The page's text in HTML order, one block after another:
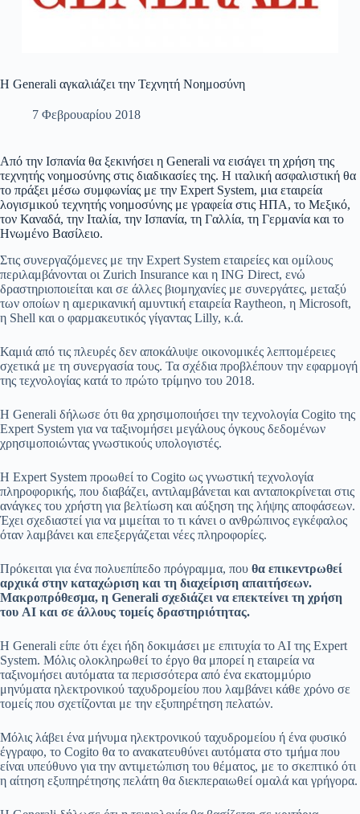
Η Generali αγκαλιάζει την Τεχνητή Νοημοσύνη
7 Φεβρουαρίου 2018
Από την Ισπανία θα ξεκινήσει η Generali να εισάγει τη χρήση της
τεχνητής νοημοσύνης στις διαδικασίες της. Η ιταλική ασφαλιστική θα
το πράξει μέσω συμφωνίας με την Expert System, μια εταιρεία
λογισμικού τεχνητής νοημοσύνης με γραφεία στις ΗΠΑ, το Μεξικό,
τον Καναδά, την Ιταλία, την Ισπανία, τη Γαλλία, τη Γερμανία και το
Ηνωμένο Βασίλειο.
Στις συνεργαζόμενες με την Expert System εταιρείες και ομίλους
περιλαμβάνονται οι Zurich Insurance και η ING Direct, ενώ
δραστηριοποιείται και σε άλλες βιομηχανίες με συνεργάτες, μεταξύ
των οποίων η αμερικανική αμυντική εταιρεία Raytheon, η Microsoft,
η Shell και ο φαρμακευτικός γίγαντας Lilly, κ.ά.
Καμιά από τις πλευρές δεν αποκάλυψε οικονομικές λεπτομέρειες
σχετικά με τη συνεργασία τους. Τα σχέδια προβλέπουν την εφαρμογή
της τεχνολογίας κατά το πρώτο τρίμηνο του 2018.
Η Generali δήλωσε ότι θα χρησιμοποιήσει την τεχνολογία Cogito της
Expert System για να ταξινομήσει μεγάλους όγκους δεδομένων
χρησιμοποιώντας γνωστικούς υπολογιστές.
Η Expert System προωθεί το Cogito ως γνωστική τεχνολογία
πληροφορικής, που διαβάζει, αντιλαμβάνεται και ανταποκρίνεται στις
ανάγκες του χρήστη για βελτίωση και αύξηση της λήψης αποφάσεων.
Έχει σχεδιαστεί για να μιμείται το τι κάνει ο ανθρώπινος εγκέφαλος
όταν λαμβάνει και επεξεργάζεται νέες πληροφορίες.
Πρόκειται για ένα πολυεπίπεδο πρόγραμμα, που θα επικεντρωθεί
αρχικά στην καταχώριση και τη διαχείριση απαιτήσεων.
Μακροπρόθεσμα, η Generali σχεδιάζει να επεκτείνει τη χρήση
του AI και σε άλλους τομείς δραστηριότητας.
Η Generali είπε ότι έχει ήδη δοκιμάσει με επιτυχία το ΑΙ της Expert
System. Μόλις ολοκληρωθεί το έργο θα μπορεί η εταιρεία να
ταξινομήσει αυτόματα τα περισσότερα από ένα εκατομμύριο
μηνύματα ηλεκτρονικού ταχυδρομείου που λαμβάνει κάθε χρόνο σε
τομείς που σχετίζονται με την εξυπηρέτηση πελατών.
Μόλις λάβει ένα μήνυμα ηλεκτρονικού ταχυδρομείου ή ένα φυσικό
έγγραφο, το Cogito θα το ανακατευθύνει αυτόματα στο τμήμα που
είναι υπεύθυνο για την αντιμετώπιση του θέματος, με το σκεπτικό ότι
η αίτηση εξυπηρέτησης πελάτη θα διεκπεραιωθεί ομαλά και γρήγορα.